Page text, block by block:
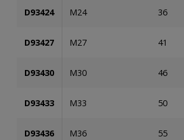
D93424 M24 36
D93427 M27 41
D93430 M30 46
D93433 M33 50
D93436 M36 55